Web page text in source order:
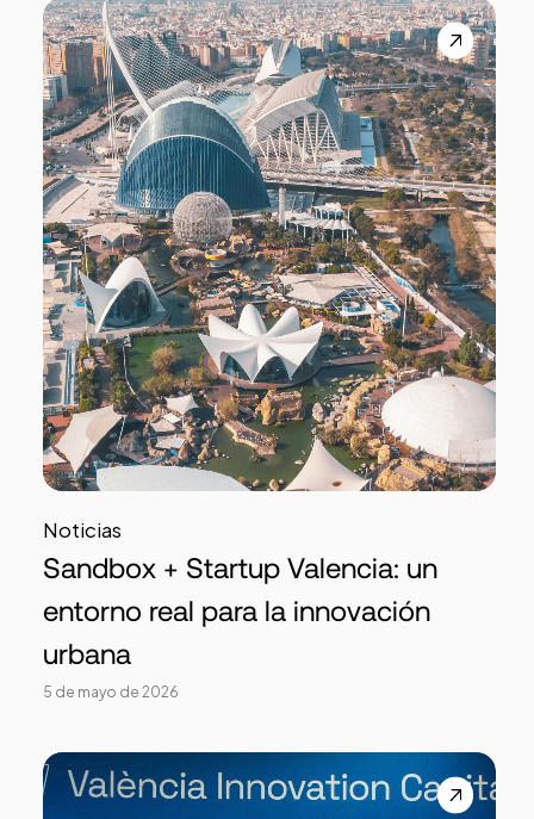
Noticias
Sandbox + Startup Valencia: un
entorno real para la innovación
urbana
5 de mayo de 2026